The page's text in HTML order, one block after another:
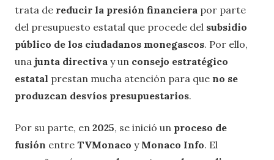
trata de reducir la presión financiera por parte
del presupuesto estatal que procede del subsidio
público de los ciudadanos monegascos. Por ello,
una junta directiva y un consejo estratégico
estatal prestan mucha atención para que no se
produzcan desvíos presupuestarios.
Por su parte, en 2025, se inició un proceso de
fusión entre TVMonaco y Monaco Info. El